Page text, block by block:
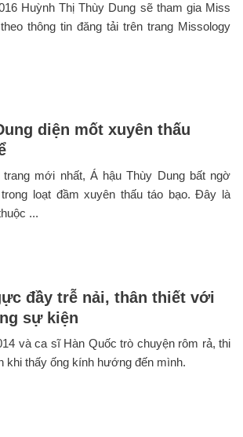
Huỳnh Thị Thùy Dung sẽ tham gia Miss
thông tin đăng tải trên trang Missology
diện mốt xuyên thấu
trang mới nhất, Á hậu Thùy Dung bất ngờ
loạt đầm xuyên thấu táo bạo. Đây là
...
đầy trễ nải, thân thiết với
sự kiện
và ca sĩ Hàn Quốc trò chuyện rôm rả, thi
khi thấy ống kính hướng đến mình.